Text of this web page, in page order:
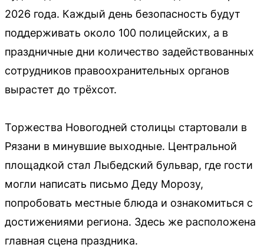
2026 года. Каждый день безопасность будут
поддерживать около 100 полицейских, а в
праздничные дни количество задействованных
сотрудников правоохранительных органов
вырастет до трёхсот.
Торжества Новогодней столицы стартовали в
Рязани в минувшие выходные. Центральной
площадкой стал Лыбедский бульвар, где гости
могли написать письмо Деду Морозу,
попробовать местные блюда и ознакомиться с
достижениями региона. Здесь же расположена
главная сцена праздника.